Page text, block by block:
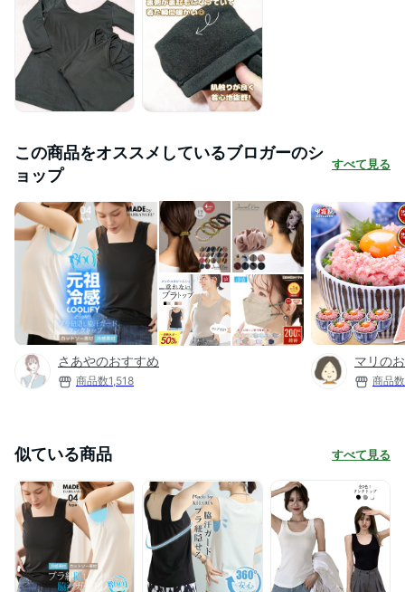
この商品をオススメしているブロガーのシ
ョップ
すべて見る
さあやのおすすめ
商品数1,518
マリの
商品数
似ている商品 すべて見る